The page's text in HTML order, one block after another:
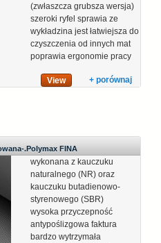
(zwłaszcza grubsza wersja)
szeroki ryfel sprawia ze
wykładzina jest łatwiejsza do
czyszczenia od innych mat
poprawia ergonomie pracy
View + porównaj
.Polymax FINA
wykonana z kauczuku
naturalnego (NR) oraz
kauczuku butadienowo-
styrenowego (SBR)
wysoka przyczepność
antypoślizgowa faktura
bardzo wytrzymała